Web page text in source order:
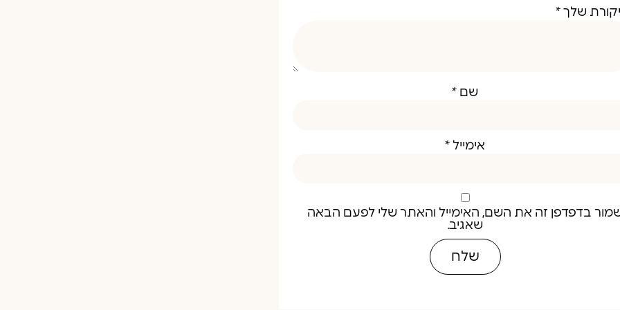
שלך*
שם *
אימייל *
בדפדפן זה את השם, האימייל והאתר שלי לפעם הבאה
שאגיב.